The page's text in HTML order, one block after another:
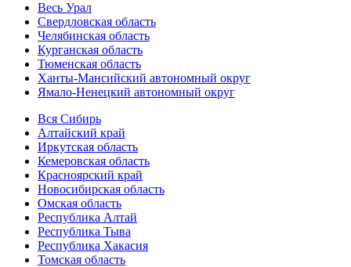
Весь Урал
Свердловская область
Челябинская область
Курганская область
Тюменская область
Ханты-Мансийский автономный округ
Ямало-Ненецкий автономный округ
Вся Сибирь
Алтайский край
Иркутская область
Кемеровская область
Красноярский край
Новосибирская область
Омская область
Республика Алтай
Республика Тыва
Республика Хакасия
Томская область